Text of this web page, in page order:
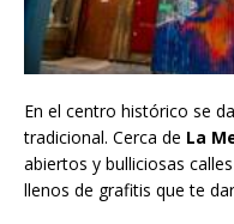
En el centro histórico se
tradicional. Cerca de La
abiertos y bulliciosas
llenos de grafitis que te